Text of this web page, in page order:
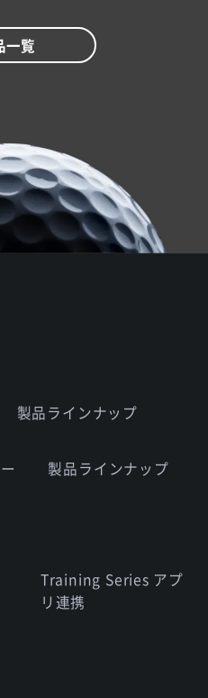
一覧
製品ラインナップ
製品ラインナップ
Training Series アプ
リ連携